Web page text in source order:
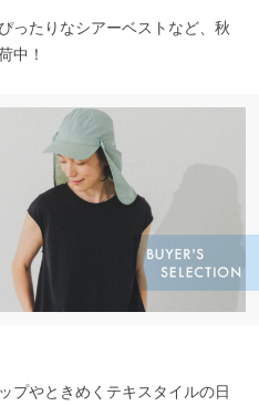
ったりなシアーベストなど、秋
中！
プやときめくテキスタイルの日